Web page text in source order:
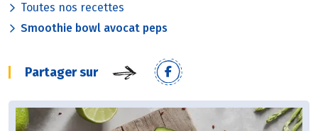
Toutes nos recettes
Smoothie bowl avocat peps
Partager sur